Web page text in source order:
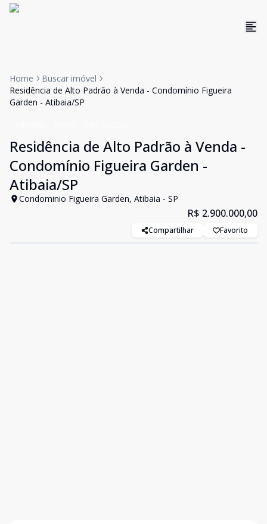
Home
Buscar imóvel
Residência de Alto Padrão à Venda - Condomínio Figueira
Garden - Atibaia/SP
Residência de Alto Padrão à Venda -
Condomínio Figueira Garden -
Atibaia/SP
Condominio Figueira Garden, Atibaia - SP
R$ 2.900.000,00
Compartilhar Favorito